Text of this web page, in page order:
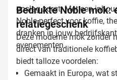
opslag zorgt. Met een
Noble perfect voor koffie,
dranken in jouw
evenementen.
Bedrukte Noble mok:
relatiegeschenk
Deze moderne mok zonder
direct van traditionele
biedt talloze voordelen:
Gemaakt in Europa, wat